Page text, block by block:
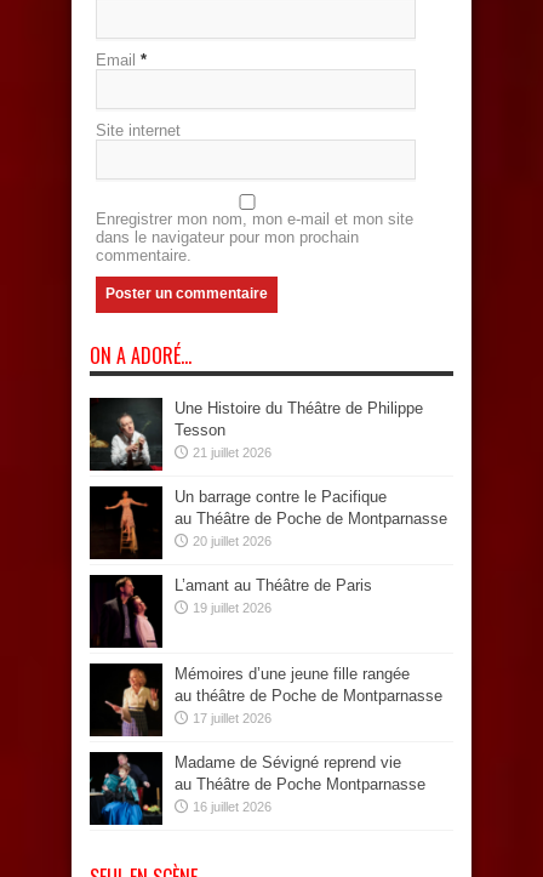
Email *
Site internet
Enregistrer mon nom, mon e-mail et mon site
dans le navigateur pour mon prochain
commentaire.
ON A ADORÉ…
Une Histoire du Théâtre de Philippe
Tesson
21 juillet 2026
Un barrage contre le Pacifique
au Théâtre de Poche de Montparnasse
20 juillet 2026
L’amant au Théâtre de Paris
19 juillet 2026
Mémoires d’une jeune fille rangée
au théâtre de Poche de Montparnasse
17 juillet 2026
Madame de Sévigné reprend vie
au Théâtre de Poche Montparnasse
16 juillet 2026